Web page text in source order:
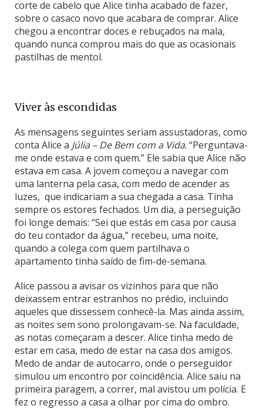
corte de cabelo que Alice tinha acabado de fazer,
sobre o casaco novo que acabara de comprar. Alice
chegou a encontrar doces e rebuçados na mala,
quando nunca comprou mais do que as ocasionais
pastilhas de mentol.
Viver às escondidas
As mensagens seguintes seriam assustadoras, como
conta Alice a Júlia – De Bem com a Vida. “Perguntava-
me onde estava e com quem.” Ele sabia que Alice não
estava em casa. A jovem começou a navegar com
uma lanterna pela casa, com medo de acender as
luzes, que indicariam a sua chegada a casa. Tinha
sempre os estores fechados. Um dia, a perseguição
foi longe demais: “Sei que estás em casa por causa
do teu contador da água,” recebeu, uma noite,
quando a colega com quem partilhava o
apartamento tinha saído de fim-de-semana.
Alice passou a avisar os vizinhos para que não
deixassem entrar estranhos no prédio, incluindo
aqueles que dissessem conhecê-la. Mas ainda assim,
as noites sem sono prolongavam-se. Na faculdade,
as notas começaram a descer. Alice tinha medo de
estar em casa, medo de estar na casa dos amigos.
Medo de andar de autocarro, onde o perseguidor
simulou um encontro por coincidência. Alice saiu na
primeira paragem, a correr, mal avistou um polícia. E
fez o regresso a casa a olhar por cima do ombro.